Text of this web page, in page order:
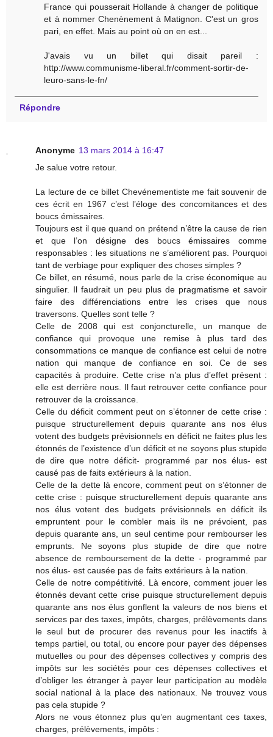
France qui pousserait Hollande à changer de politique
et à nommer Chenènement à Matignon. C'est un gros
pari, en effet. Mais au point où on en est...
J'avais vu un billet qui disait pareil :
http://www.communisme-liberal.fr/comment-sortir-de-
leuro-sans-le-fn/
Répondre
Anonyme 13 mars 2014 à 16:47
Je salue votre retour.
La lecture de ce billet Chevénementiste me fait souvenir de
ces écrit en 1967 c’est l’éloge des concomitances et des
boucs émissaires.
Toujours est il que quand on prétend n’être la cause de rien
et que l’on désigne des boucs émissaires comme
responsables : les situations ne s’améliorent pas. Pourquoi
tant de verbiage pour expliquer des choses simples ?
Ce billet, en résumé, nous parle de la crise économique au
singulier. Il faudrait un peu plus de pragmatisme et savoir
faire des différenciations entre les crises que nous
traversons. Quelles sont telle ?
Celle de 2008 qui est conjoncturelle, un manque de
confiance qui provoque une remise à plus tard des
consommations ce manque de confiance est celui de notre
nation qui manque de confiance en soi. Ce de ses
capacités à produire. Cette crise n’a plus d’effet présent :
elle est derrière nous. Il faut retrouver cette confiance pour
retrouver de la croissance.
Celle du déficit comment peut on s’étonner de cette crise :
puisque structurellement depuis quarante ans nos élus
votent des budgets prévisionnels en déficit ne faites plus les
étonnés de l’existence d’un déficit et ne soyons plus stupide
de dire que notre déficit- programmé par nos élus- est
causé pas de faits extérieurs à la nation.
Celle de la dette là encore, comment peut on s’étonner de
cette crise : puisque structurellement depuis quarante ans
nos élus votent des budgets prévisionnels en déficit ils
empruntent pour le combler mais ils ne prévoient, pas
depuis quarante ans, un seul centime pour rembourser les
emprunts. Ne soyons plus stupide de dire que notre
absence de remboursement de la dette - programmé par
nos élus- est causée pas de faits extérieurs à la nation.
Celle de notre compétitivité. Là encore, comment jouer les
étonnés devant cette crise puisque structurellement depuis
quarante ans nos élus gonflent la valeurs de nos biens et
services par des taxes, impôts, charges, prélèvements dans
le seul but de procurer des revenus pour les inactifs à
temps partiel, ou total, ou encore pour payer des dépenses
mutuelles ou pour des dépenses collectives y compris des
impôts sur les sociétés pour ces dépenses collectives et
d’obliger les étranger à payer leur participation au modèle
social national à la place des nationaux. Ne trouvez vous
pas cela stupide ?
Alors ne vous étonnez plus qu’en augmentant ces taxes,
charges, prélèvements, impôts :